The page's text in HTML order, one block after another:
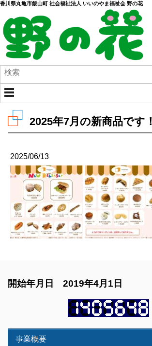
香川県丸亀市飯山町 社会福祉法人 いいのやま福祉会 野の花
2025年7月の新商品です！
2025/06/13
開始年月日 2019年4月1日
事業概要